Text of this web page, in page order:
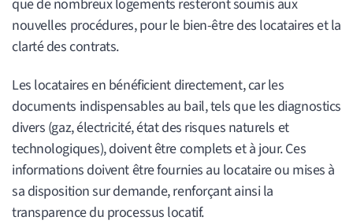
que de nombreux logements resteront soumis aux
nouvelles procédures, pour le bien-être des locataires et la
clarté des contrats.
Les locataires en bénéficient directement, car les
documents indispensables au bail, tels que les diagnostics
divers (gaz, électricité, état des risques naturels et
technologiques), doivent être complets et à jour. Ces
informations doivent être fournies au locataire ou mises à
sa disposition sur demande, renforçant ainsi la
transparence du processus locatif.